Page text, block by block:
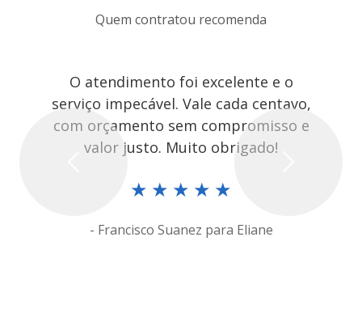
Quem contratou recomenda
O atendimento foi excelente e o
serviço impecável. Vale cada centavo,
com orçamento sem compromisso e
valor justo. Muito obrigado!
★ ★ ★ ★ ★
- Francisco Suanez para Eliane